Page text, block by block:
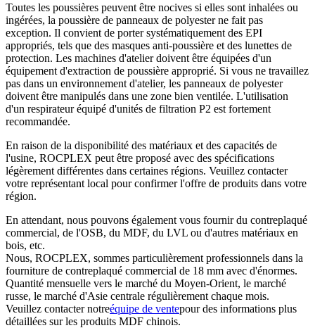
Toutes les poussières peuvent être nocives si elles sont inhalées ou
ingérées, la poussière de panneaux de polyester ne fait pas
exception. Il convient de porter systématiquement des EPI
appropriés, tels que des masques anti-poussière et des lunettes de
protection. Les machines d'atelier doivent être équipées d'un
équipement d'extraction de poussière approprié. Si vous ne travaillez
pas dans un environnement d'atelier, les panneaux de polyester
doivent être manipulés dans une zone bien ventilée. L'utilisation
d'un respirateur équipé d'unités de filtration P2 est fortement
recommandée.
En raison de la disponibilité des matériaux et des capacités de
l'usine, ROCPLEX peut être proposé avec des spécifications
légèrement différentes dans certaines régions. Veuillez contacter
votre représentant local pour confirmer l'offre de produits dans votre
région.
En attendant, nous pouvons également vous fournir du contreplaqué
commercial, de l'OSB, du MDF, du LVL ou d'autres matériaux en
bois, etc.
Nous, ROCPLEX, sommes particulièrement professionnels dans la
fourniture de contreplaqué commercial de 18 mm avec d'énormes.
Quantité mensuelle vers le marché du Moyen-Orient, le marché
russe, le marché d'Asie centrale régulièrement chaque mois.
Veuillez contacter notreéquipe de ventepour des informations plus
détaillées sur les produits MDF chinois.